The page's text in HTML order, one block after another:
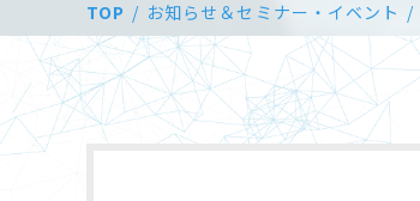
TOP お知らせ＆セミナー・イベント